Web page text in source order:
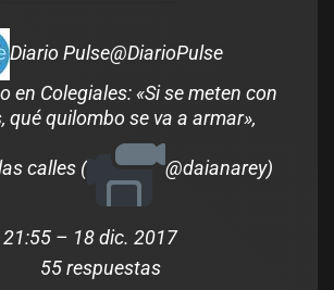
Diario Pulse@DiarioPulse
en Colegiales: «Si se meten con
qué quilombo se va a armar»,
calles ( @daianarey)
21:55 – 18 dic. 2017
55 respuestas